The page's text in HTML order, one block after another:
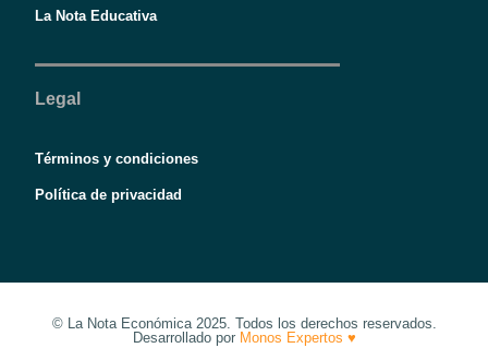
La Nota Educativa
Legal
Términos y condiciones
Política de privacidad
© La Nota Económica 2025. Todos los derechos reservados.
Desarrollado por Monos Expertos ♥